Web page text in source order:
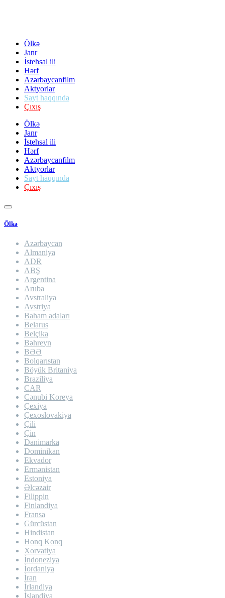
Ölkə
Janr
İstehsal ili
Hərf
Azərbaycanfilm
Aktyorlar
Sayt haqqında
Çıxış
Ölkə
Janr
İstehsal ili
Hərf
Azərbaycanfilm
Aktyorlar
Sayt haqqında
Çıxış
Ölkə
Azərbaycan
Almaniya
ADR
ABŞ
Argentina
Aruba
Avstraliya
Avstriya
Baham adaları
Belarus
Belçika
Bəhreyn
BƏƏ
Bolqarıstan
Böyük Britaniya
Braziliya
CAR
Cənubi Koreya
Çexiya
Çexoslovakiya
Çili
Çin
Danimarka
Dominikan
Ekvador
Ermənistan
Estoniya
Əlcəzair
Filippin
Finlandiya
Fransa
Gürcüstan
Hindistan
Honq Konq
Xorvatiya
İndoneziya
İordaniya
İran
İrlandiya
İslandiya